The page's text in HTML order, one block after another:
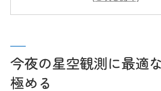
天候情報と星空指数の判定基
星空指数 GPVの精度と活用法
今夜の星空観測に最適
極める